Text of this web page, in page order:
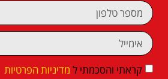
קראתי והסכמתי ל מדיניות הפרטיות